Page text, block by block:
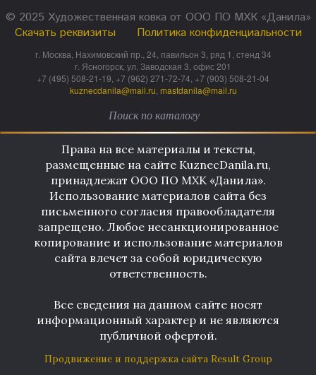
© 2025 Художественная ковка от ООО ПО МХК «Данила»
Скачать реквизиты
Политика конфиденциальности
г. Москва, Нахимовский пр., 24, павильон 3, ряд 1, стенд 34
г. Ясногорск, ул. Заводская 3, офис 201
+7 (495) 508-21-19, +7 (962) 271-72-74, +7 (903) 508-21-04
kuznecdanila@mail.ru mastdanila@mail.ru
Права на все материалы и тексты,
размещенные на сайте KuznecDanila.ru,
принадлежат ООО ПО МХК «Данила».
Использование материалов сайта без
письменного согласия правообладателя
запрещено. Любое несанкционированное
копирование и использование материалов
сайта влечет за собой юридическую
ответственность.
Все сведения на данном сайте носят
информационный характер и не являются
публичной офертой.
Продвижение и поддержка сайта Result Group